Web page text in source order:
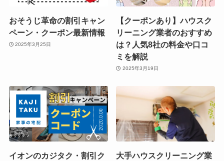
おそうじ革命の割引キャン
ペーン・クーポン最新情報
2025年3月25日
【クーポンあり】ハウスク
リーニング業者のおすすめ
は？人気8社の料金や口コ
ミを解説
2025年3月19日
イオンのカジタク・割引ク
大手ハウスクリーニング業